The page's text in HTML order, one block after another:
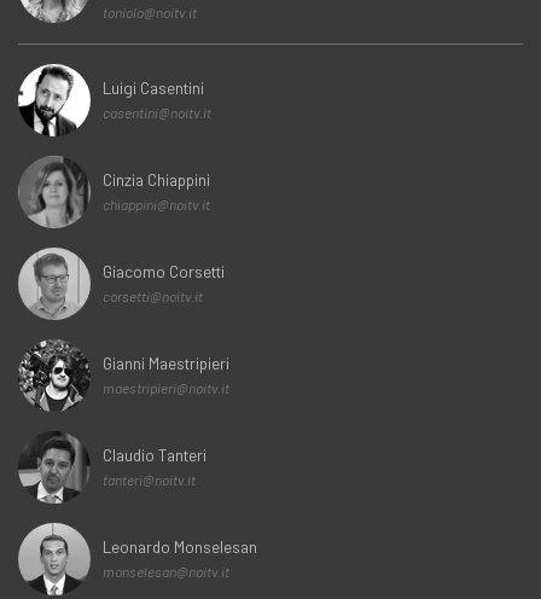
toniolo@noitv.it
Luigi Casentini
casentini@noitv.it
Cinzia Chiappini
chiappini@noitv.it
Giacomo Corsetti
corsetti@noitv.it
Gianni Maestripieri
maestripieri@noitv.it
Claudio Tanteri
tanteri@noitv.it
Leonardo Monselesan
monselesan@noitv.it